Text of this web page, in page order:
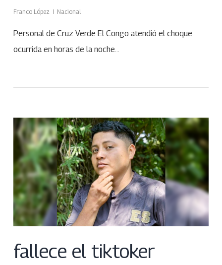
Franco López Nacional
Personal de Cruz Verde El Congo atendió el choque
ocurrida en horas de la noche…
fallece el tiktoker